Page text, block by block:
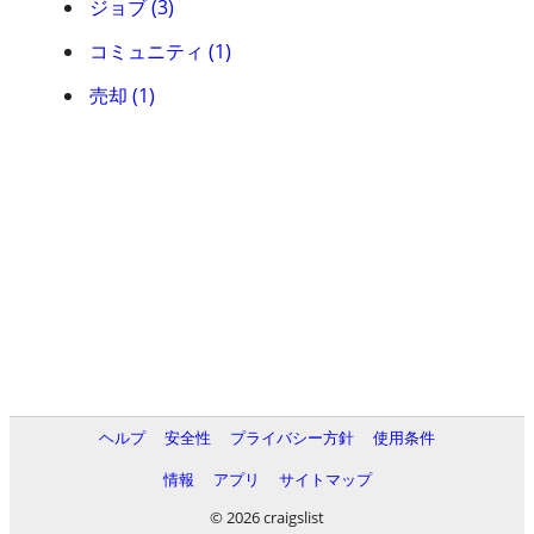
ジョブ (3)
コミュニティ (1)
売却 (1)
ヘルプ 安全性 プライバシー方針
使用条件
情報
アプリ
サイトマップ
© 2026 craigslist